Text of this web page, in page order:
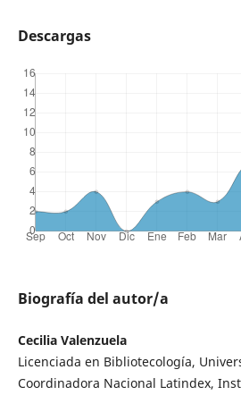
Descargas
Biografía del autor/a
Cecilia Valenzuela
Licenciada en Bibliotecología,
Coordinadora Nacional Latindex,